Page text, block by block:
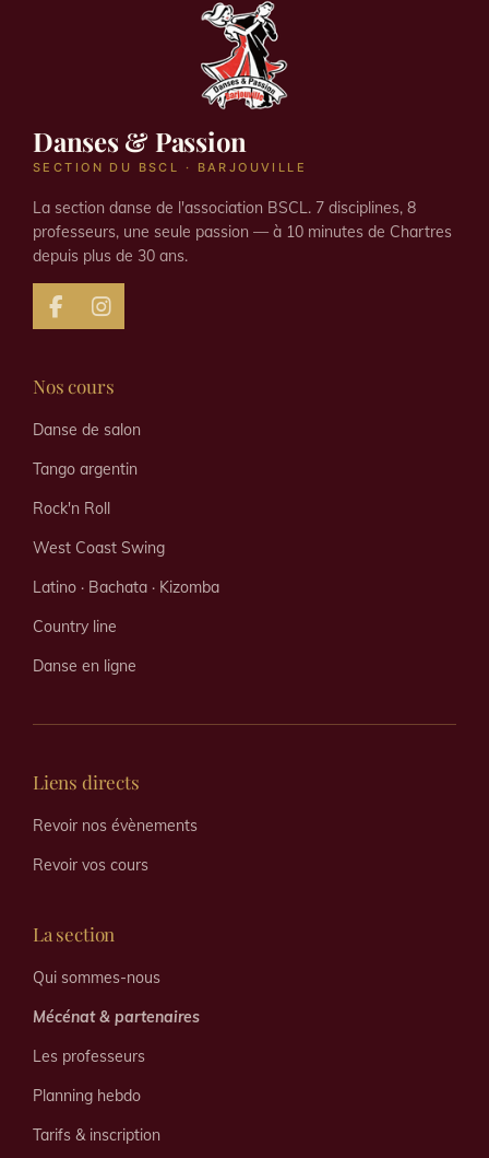
Danses & Passion
SECTION DU BSCL · BARJOUVILLE
La section danse de l'association BSCL. 7 disciplines, 8
professeurs, une seule passion — à 10 minutes de Chartres
depuis plus de 30 ans.
F
a
b
o
I
n
a
r
m
Nos cours
Danse de salon
Tango argentin
Rock'n Roll
West Coast Swing
Latino · Bachata · Kizomba
Country line
Danse en ligne
Liens directs
Revoir nos évènements
Revoir vos cours
La section
Qui sommes-nous
Mécénat & partenaires
Les professeurs
Planning hebdo
Tarifs & inscription